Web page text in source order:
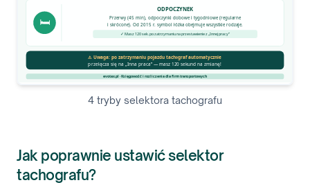
4 tryby selektora tachografu
Jak poprawnie ustawić selektor
tachografu?